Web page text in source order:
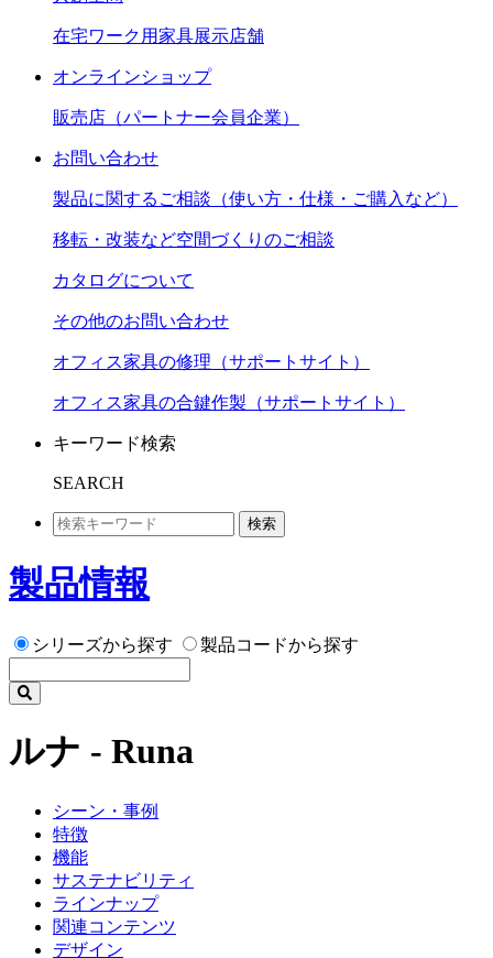
在宅ワーク用家具展示店舗
オンラインショップ
販売店（パートナー会員企業）
お問い合わせ
製品に関するご相談（使い方・仕様・ご購入など）
移転・改装など空間づくりのご相談
カタログについて
その他のお問い合わせ
オフィス家具の修理（サポートサイト）
オフィス家具の合鍵作製（サポートサイト）
キーワード検索
SEARCH
検索
製品情報
シリーズから探す 製品コードから探す
ルナ - Runa
シーン・事例
特徴
機能
サステナビリティ
ラインナップ
関連コンテンツ
デザイン